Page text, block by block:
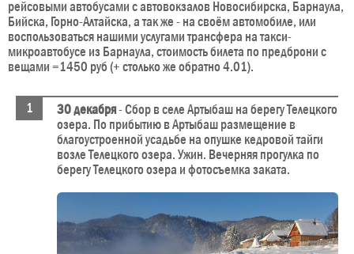
рейсовыми автобусами с автовокзалов Новосибирска, Барнаула,
Бийска, Горно-Алтайска, а так же - на своём автомобиле, или
воспользоваться нашими услугами трансфера на такси-
микроавтобусе из Барнаула, стоимость билета по предброни с
вещами =1450 руб (+ столько же обратно 4.01).
30 декабря- Сбор в селе Артыбаш на берегу Телецкого
озера. По прибытию в Артыбаш размещение в
благоустроенной усадьбе на опушке кедровой тайги
возле Телецкого озера. Ужин. Вечерняя прогулка по
берегу Телецкого озера и фотосъемка заката.